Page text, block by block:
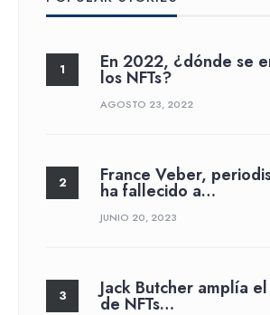
En 2022, ¿dónde se
los NFTs?
AGOSTO 23, 2022
France Veber,
ha fallecido a…
JUNIO 20, 2023
Jack Butcher amplía
de NFTs…